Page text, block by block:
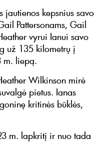
jautienos kepsnius savo
Pattersonams, Gail
vyrui Ianui savo
už 135 kilometrų į
m. liepą.
Wilkinson mirė
pietus. Ianas
kritinės būklės,
m. lapkritį ir nuo tada